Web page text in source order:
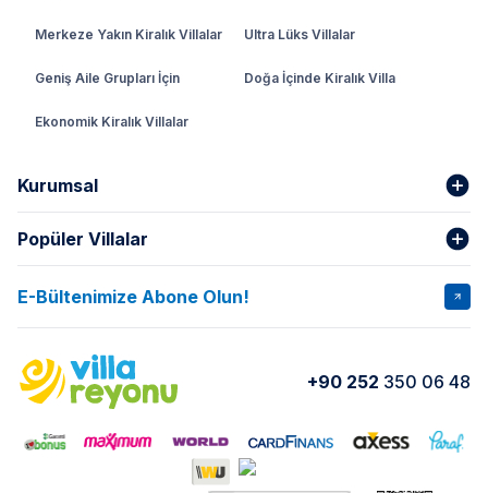
Merkeze Yakın Kiralık Villalar Ultra Lüks Villalar
Geniş Aile Grupları İçin Doğa İçinde Kiralık Villa
Ekonomik Kiralık Villalar
Kurumsal
Hakkımızda
İptal Şartları Banka Hesapları
Kurumsal Blog
Yorumlar Nasıl Kiralarım
Popüler Villalar
VİLLA SALKIM VİLLA SLAY 1
VİLLA OLENNA 1 VİLLA MERT
VILLA ADRIMA 1
E-Bültenimize Abone Olun!
+90 252 350 06 48